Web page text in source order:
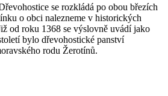
se rozkládá po obou březích
o obci nalezneme v historických
od roku 1368 se výslovně uvádí jako
bylo dřevohostické panství
rodu Žerotínů.